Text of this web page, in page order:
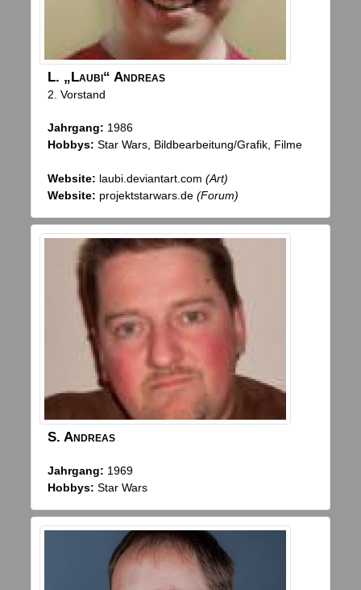
L. „Laubi“ Andreas
2. Vorstand
Jahrgang: 1986
Hobbys: Star Wars, Bildbearbeitung/Grafik, Filme
Website: laubi.deviantart.com (Art)
Website: projektstarwars.de(Forum)
S. Andreas
Jahrgang: 1969
Hobbys: Star Wars